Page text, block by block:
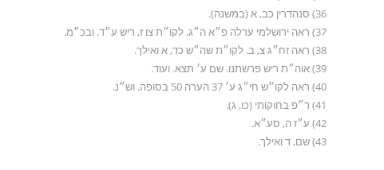
36) סנהדרין כב, א (במשנה).
37) ראה ירושלמי ערלה פ״א ה״ג. לקו״ת צו ז, ריש ע״ד. ובכ״מ.
38) ראה זח״ג צ, ב. לקו״ת שה״ש כד, א ואילך.
39) אוה״ת ריש פרשתנו. שם ע׳ תצא. ועוד.
40) ראה לקו״ש חי״ג ע׳ 37 הערה 50 בסופה. וש״נ.
41) ר״פ בחוקותי (כו, ג).
42) ע״ז ה, סע״א.
43) שם, ד ואילך.